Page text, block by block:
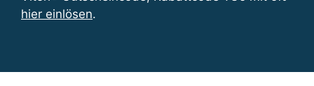
hier einlösen.